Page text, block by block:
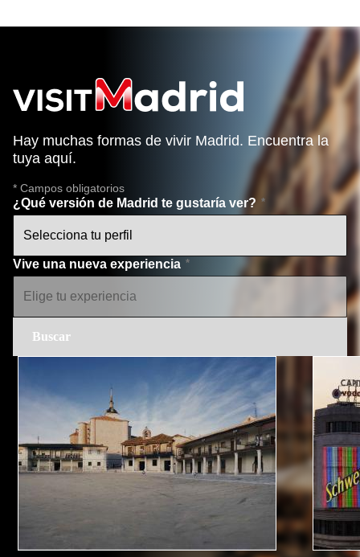
Hay muchas formas de vivir Madrid. Encuentra la
tuya aquí.
* Campos obligatorios
¿Qué versión de Madrid te gustaría ver?
Vive una nueva experiencia